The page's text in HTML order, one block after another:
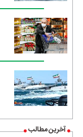
آخرین مطالب